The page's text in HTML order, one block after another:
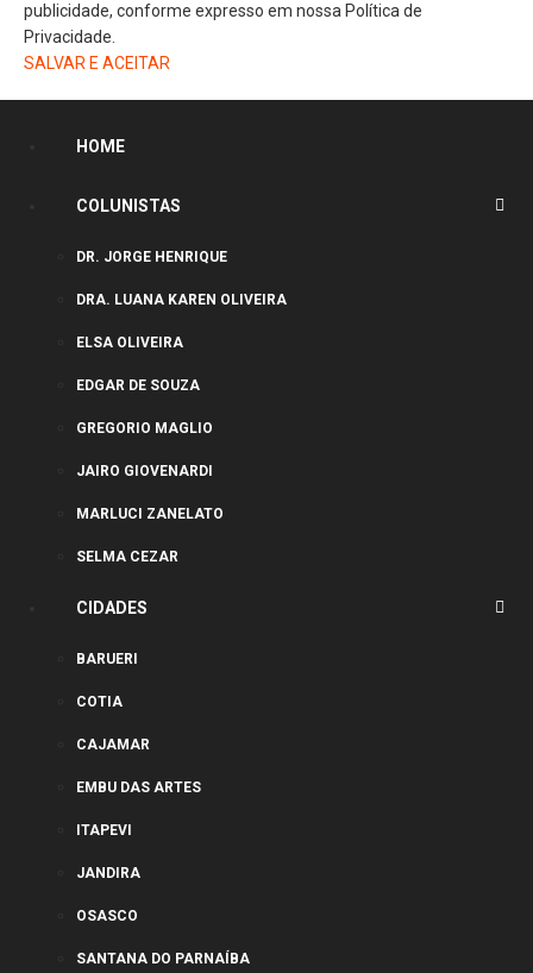
HOME
COLUNISTAS
DR. JORGE HENRIQUE
DRA. LUANA KAREN OLIVEIRA
ELSA OLIVEIRA
EDGAR DE SOUZA
GREGORIO MAGLIO
JAIRO GIOVENARDI
MARLUCI ZANELATO
SELMA CEZAR
CIDADES
BARUERI
COTIA
CAJAMAR
EMBU DAS ARTES
ITAPEVI
JANDIRA
OSASCO
SANTANA DO PARNAÍBA
publicidade, conforme expresso em nossa Política de
Privacidade.
SALVAR E ACEITAR